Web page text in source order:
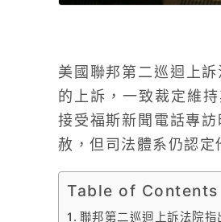
美國聯邦第二巡迴上訴
的上訴，一致裁定維
接受福斯新聞電話專
赦，但司法體系仍認定
Table of Contents
聯邦第二巡迴上訴法院